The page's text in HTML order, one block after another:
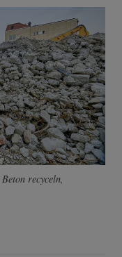
recyceln,